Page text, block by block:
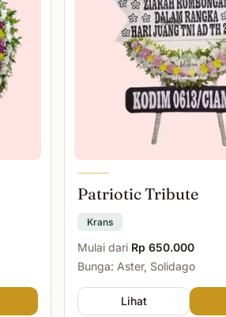
Patriotic Tribute
Krans
Mulai dari Rp 650.000
Bunga: Aster, Solidago
Lihat